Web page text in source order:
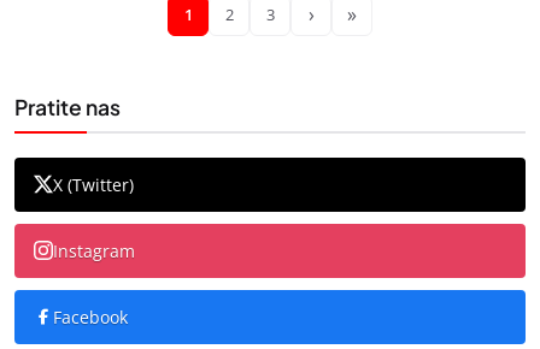
1 2 3 › »
Pratite nas
X (Twitter)
Instagram
Facebook